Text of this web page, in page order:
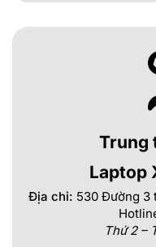
Trung
Laptop
Địa chỉ: 530 Đường 3
Thứ 2 –